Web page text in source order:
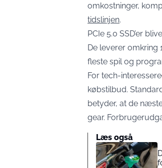
omkostninger,
tidslinjen.
PCIe 5.0 SSD’er
De leverer omkring
fleste spil og
For tech-
købstilbud.
betyder, at de
gear.
Læs også